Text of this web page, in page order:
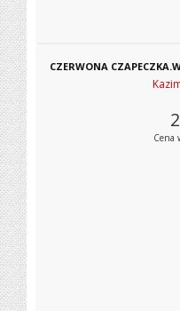
CZERWONA
Cena